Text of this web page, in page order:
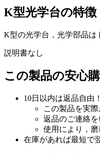
K型光学台の特徴
K型の光学台，光学部品は
説明書なし
この製品の安心
10日以内は返品自由
この製品を実
返品のご連絡
使用により，
在庫があれば最短で